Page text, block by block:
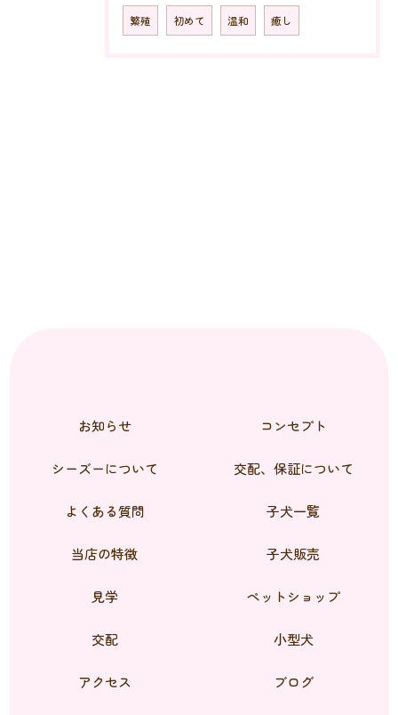
繁殖 初めて 温和 癒し
お知らせ コンセプト
シーズーについて 交配、保証について
よくある質問 子犬一覧
当店の特徴 子犬販売
見学 ペットショップ
交配 小型犬
アクセス ブログ